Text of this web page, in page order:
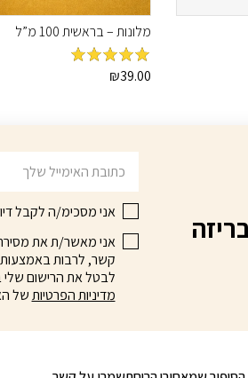
מלונות – בראשית 100 מ”ל
מדורג5₪39.00
אני מסכימ/ה לקבל
אני מאשר/ת את מסירת
קשר, לרבות באמצעות
לבטל את הרישום
מדיניות הפרטיותשל